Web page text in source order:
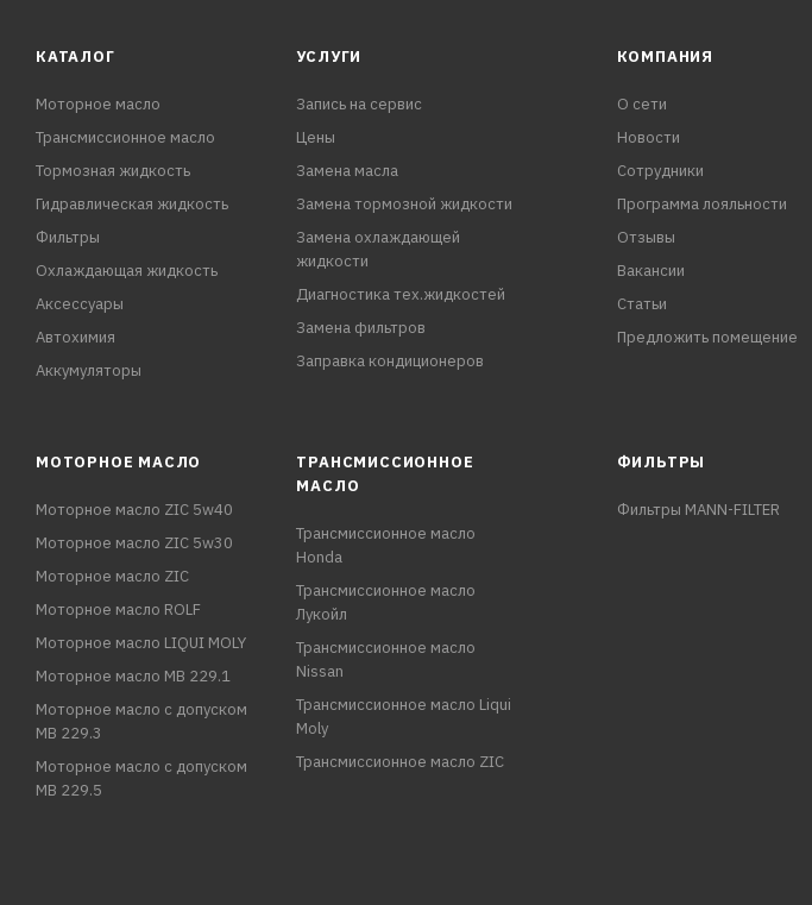
КАТАЛОГ
Моторное масло
Трансмиссионное масло
Тормозная жидкость
Гидравлическая жидкость
Фильтры
Охлаждающая жидкость
Аксессуары
Автохимия
Аккумуляторы
УСЛУГИ
Запись на сервис
Цены
Замена масла
Замена тормозной жидкости
Замена охлаждающей
жидкости
Диагностика тех.жидкостей
Замена фильтров
Заправка кондиционеров
КОМПАНИЯ
О сети
Новости
Сотрудники
Программа лояльности
Отзывы
Вакансии
Статьи
Предложить помещение
МОТОРНОЕ МАСЛО
Моторное масло ZIC 5w40
Моторное масло ZIC 5w30
Моторное масло ZIC
Моторное масло ROLF
Моторное масло LIQUI MOLY
Моторное масло MB 229.1
Моторное масло с допуском
MB 229.3
Моторное масло с допуском
MB 229.5
ТРАНСМИССИОННОЕ
МАСЛО
Трансмиссионное масло
Honda
Трансмиссионное масло
Лукойл
Трансмиссионное масло
Nissan
Трансмиссионное масло Liqui
Moly
Трансмиссионное масло ZIC
ФИЛЬТРЫ
Фильтры MANN-FILTER